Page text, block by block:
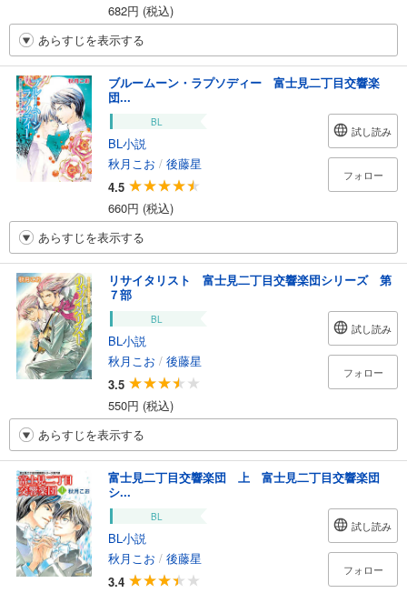
682円 (税込)
あらすじを表示する
ブルームーン・ラプソディー 富士見二丁目交響楽
団...
BL
BL小説
秋月こお / 後藤星
4.5
660円 (税込)
試し読み
フォロー
あらすじを表示する
リサイタリスト 富士見二丁目交響楽団シリーズ 第
７部
BL
BL小説
秋月こお / 後藤星
3.5
550円 (税込)
試し読み
フォロー
あらすじを表示する
富士見二丁目交響楽団 上 富士見二丁目交響楽団
シ...
BL
BL小説
秋月こお / 後藤星
3.4
試し読み
フォロー